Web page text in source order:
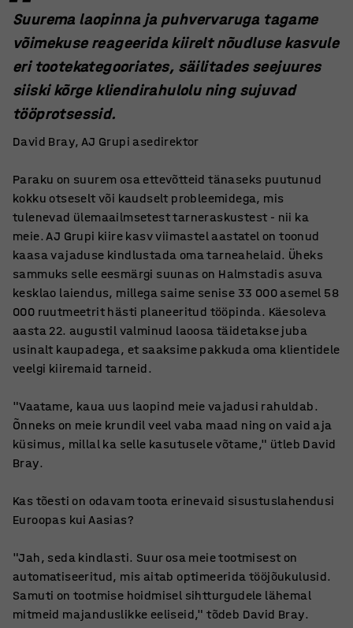
Suurema laopinna ja puhvervaruga tagame
võimekuse reageerida kiirelt nõudluse kasvule
eri tootekategooriates, säilitades seejuures
siiski kõrge kliendirahulolu ning sujuvad
tööprotsessid.
David Bray, AJ Grupi asedirektor
Paraku on suurem osa ettevõtteid tänaseks puutunud
kokku otseselt või kaudselt probleemidega, mis
tulenevad ülemaailmsetest tarneraskustest - nii ka
meie. AJ Grupi kiire kasv viimastel aastatel on toonud
kaasa vajaduse kindlustada oma tarneahelaid. Üheks
sammuks selle eesmärgi suunas on Halmstadis asuva
kesklao laiendus, millega saime senise 33 000 asemel 58
000 ruutmeetrit hästi planeeritud tööpinda. Käesoleva
aasta 22. augustil valminud laoosa täidetakse juba
usinalt kaupadega, et saaksime pakkuda oma klientidele
veelgi kiiremaid tarneid.
"Vaatame, kaua uus laopind meie vajadusi rahuldab.
Õnneks on meie krundil veel vaba maad ning on vaid aja
küsimus, millal ka selle kasutusele võtame," ütleb David
Bray.
Kas tõesti on odavam toota erinevaid sisustuslahendusi
Euroopas kui Aasias?
"Jah, seda kindlasti. Suur osa meie tootmisest on
automatiseeritud, mis aitab optimeerida tööjõukulusid.
Samuti on tootmise hoidmisel sihtturgudele lähemal
mitmeid majanduslikke eeliseid," tõdeb David Bray.